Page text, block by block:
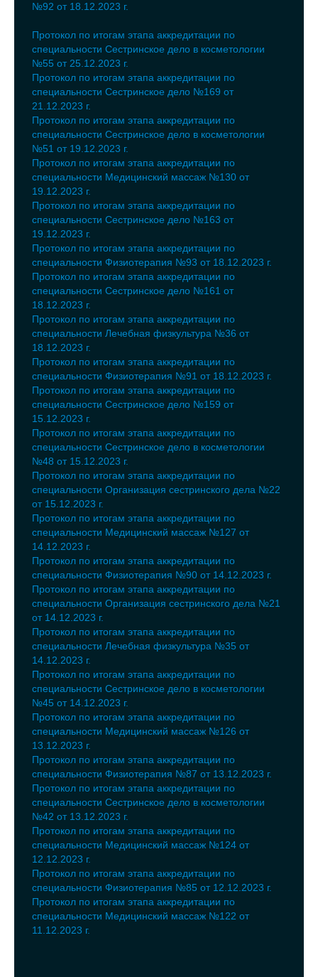
№92 от 18.12.2023 г.
Протокол по итогам этапа аккредитации по
специальности Сестринское дело в косметологии
№55 от 25.12.2023 г.
Протокол по итогам этапа аккредитации по
специальности Сестринское дело №169 от
21.12.2023 г.
Протокол по итогам этапа аккредитации по
специальности Сестринское дело в косметологии
№51 от 19.12.2023 г.
Протокол по итогам этапа аккредитации по
специальности Медицинский массаж №130 от
19.12.2023 г.
Протокол по итогам этапа аккредитации по
специальности Сестринское дело №163 от
19.12.2023 г.
Протокол по итогам этапа аккредитации по
специальности Физиотерапия №93 от 18.12.2023 г.
Протокол по итогам этапа аккредитации по
специальности Сестринское дело №161 от
18.12.2023 г.
Протокол по итогам этапа аккредитации по
специальности Лечебная физкультура №36 от
18.12.2023 г.
Протокол по итогам этапа аккредитации по
специальности Физиотерапия №91 от 18.12.2023 г.
Протокол по итогам этапа аккредитации по
специальности Сестринское дело №159 от
15.12.2023 г.
Протокол по итогам этапа аккредитации по
специальности Сестринское дело в косметологии
№48 от 15.12.2023 г.
Протокол по итогам этапа аккредитации по
специальности Организация сестринского дела №22
от 15.12.2023 г.
Протокол по итогам этапа аккредитации по
специальности Медицинский массаж №127 от
14.12.2023 г.
Протокол по итогам этапа аккредитации по
специальности Физиотерапия №90 от 14.12.2023 г.
Протокол по итогам этапа аккредитации по
специальности Организация сестринского дела №21
от 14.12.2023 г.
Протокол по итогам этапа аккредитации по
специальности Лечебная физкультура №35 от
14.12.2023 г.
Протокол по итогам этапа аккредитации по
специальности Сестринское дело в косметологии
№45 от 14.12.2023 г.
Протокол по итогам этапа аккредитации по
специальности Медицинский массаж №126 от
13.12.2023 г.
Протокол по итогам этапа аккредитации по
специальности Физиотерапия №87 от 13.12.2023 г.
Протокол по итогам этапа аккредитации по
специальности Сестринское дело в косметологии
№42 от 13.12.2023 г.
Протокол по итогам этапа аккредитации по
специальности Медицинский массаж №124 от
12.12.2023 г.
Протокол по итогам этапа аккредитации по
специальности Физиотерапия №85 от 12.12.2023 г.
Протокол по итогам этапа аккредитации по
специальности Медицинский массаж №122 от
11.12.2023 г.